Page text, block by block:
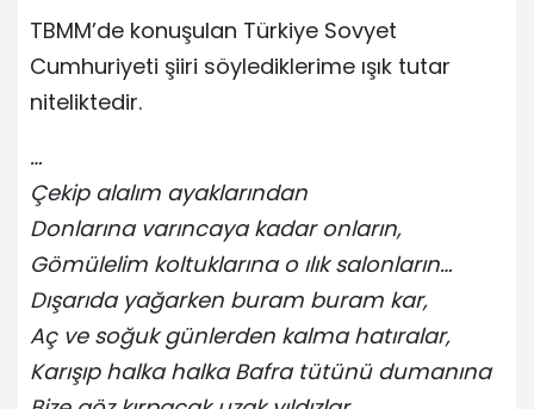
TBMM’de konuşulan Türkiye Sovyet
Cumhuriyeti şiiri söylediklerime ışık tutar
niteliktedir.
…
Çekip alalım ayaklarından
Donlarına varıncaya kadar onların,
Gömülelim koltuklarına o ılık salonların…
Dışarıda yağarken buram buram kar,
Aç ve soğuk günlerden kalma hatıralar,
Karışıp halka halka Bafra tütünü dumanına